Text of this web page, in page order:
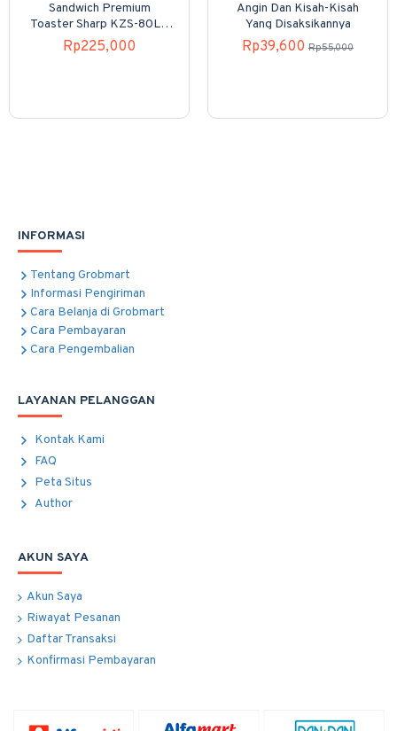
Sandwich Premium
Toaster Sharp KZS-80LP
4 Slices
Rp225,000
Angin Dan Kisah-Kisah
Yang Disaksikannya
Rp39,600 Rp55,000
INFORMASI
Tentang Grobmart
Informasi Pengiriman
Cara Belanja di Grobmart
Cara Pembayaran
Cara Pengembalian
LAYANAN PELANGGAN
Kontak Kami
FAQ
Peta Situs
Author
AKUN SAYA
Akun Saya
Riwayat Pesanan
Daftar Transaksi
Konfirmasi Pembayaran